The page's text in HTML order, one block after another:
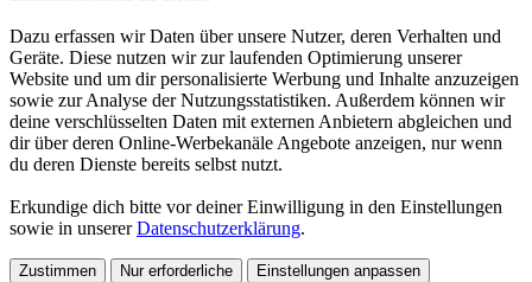
Dazu erfassen wir Daten über unsere Nutzer, deren Verhalten und
Geräte. Diese nutzen wir zur laufenden Optimierung unserer
Website und um dir personalisierte Werbung und Inhalte anzuzeigen
sowie zur Analyse der Nutzungsstatistiken. Außerdem können wir
deine verschlüsselten Daten mit externen Anbietern abgleichen und
dir über deren Online-Werbekanäle Angebote anzeigen, nur wenn
du deren Dienste bereits selbst nutzt.
Erkundige dich bitte vor deiner Einwilligung in den Einstellungen
sowie in unsererDatenschutzerklärung.
Zustimmen Nur erforderliche Einstellungen anpassen